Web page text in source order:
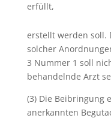
erfüllt,
erstellt werden soll.
solcher
3 Nummer 1 soll
behandelnde Arzt
(3) Die Beibringung
anerkannten